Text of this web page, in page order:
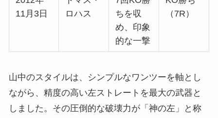
11月3日
ロハス
ちを収
め、印象
的な一撃
（7R）
山中のスタイルは、シンプルなワンツーを軸とし
ながら、精度の高い左ストレートを最大の武器と
しました。その圧倒的な破壊力が「神の左」と称